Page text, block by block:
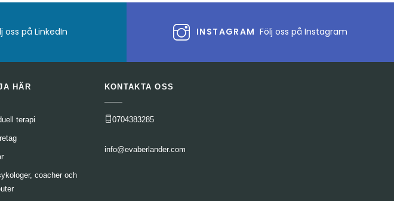
oss på LinkedIn INSTAGRAM Följ oss på Instagram
HÄR
terapi
coacher och
KONTAKTA OSS
0704383285
info@evaberlander.com